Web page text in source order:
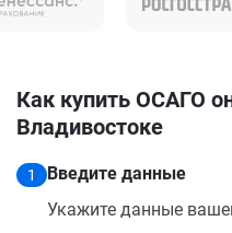
Как купить ОСАГО
Владивостоке
1
Введите данные
Укажите данные